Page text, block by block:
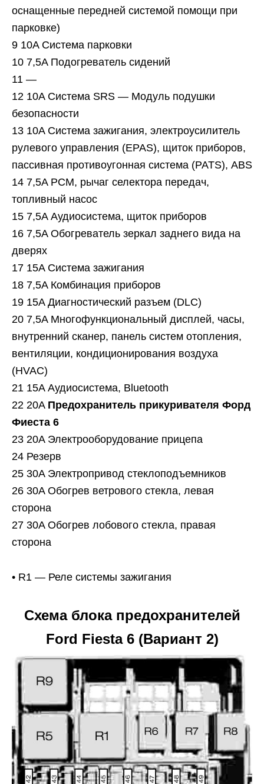
оснащенные передней системой помощи при
парковке)
9 10A Система парковки
10 7,5A Подогреватель сидений
11 —
12 10A Система SRS — Модуль подушки
безопасности
13 10A Система зажигания, электроусилитель
рулевого управления (EPAS), щиток приборов,
пассивная противоугонная система (PATS), ABS
14 7,5A PCM, рычаг селектора передач,
топливный насос
15 7,5A Аудиосистема, щиток приборов
16 7,5A Обогреватель зеркал заднего вида на
дверях
17 15A Система зажигания
18 7,5A Комбинация приборов
19 15A Диагностический разъем (DLC)
20 7,5A Многофункциональный дисплей, часы,
внутренний сканер, панель систем отопления,
вентиляции, кондиционирования воздуха
(HVAC)
21 15A Аудиосистема, Bluetooth
22 20A Предохранитель прикуривателя Форд
Фиеста 6
23 20A Электрооборудование прицепа
24 Резерв
25 30A Электропривод стеклоподъемников
26 30A Обогрев ветрового стекла, левая
сторона
27 30A Обогрев лобового стекла, правая
сторона
• R1 — Реле системы зажигания
Схема блока предохранителей
Ford Fiesta 6 (Вариант 2)